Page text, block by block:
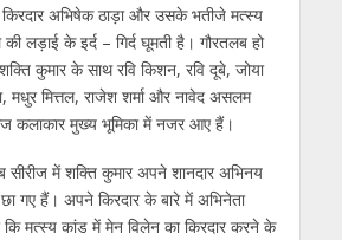
अभिषेक ठाड़ा और उसके भतीजे मत्स्य
लड़ाई के इर्द – गिर्द घूमती है। गौरतलब हो
कुमार के साथ रवि किशन, रवि दूबे, जोया
मधुर मित्तल, राजेश शर्मा और नावेद असलम
कलाकार मुख्य भूमिका में नजर आए हैं।
में शक्ति कुमार अपने शानदार अभिनय
गए हैं। अपने किरदार के बारे में अभिनेता
कि मत्स्य कांड में मेन विलेन का किरदार करने के